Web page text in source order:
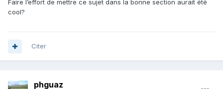
Faire l’effort de mettre ce sujet dans la bonne section aurait été
cool?
Citer
phguaz